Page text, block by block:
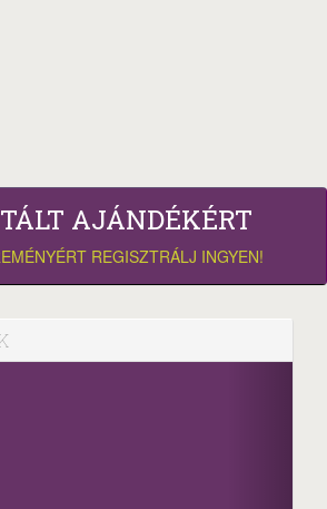
AJÁNDÉKÉRT
REGISZTRÁLJ INGYEN!